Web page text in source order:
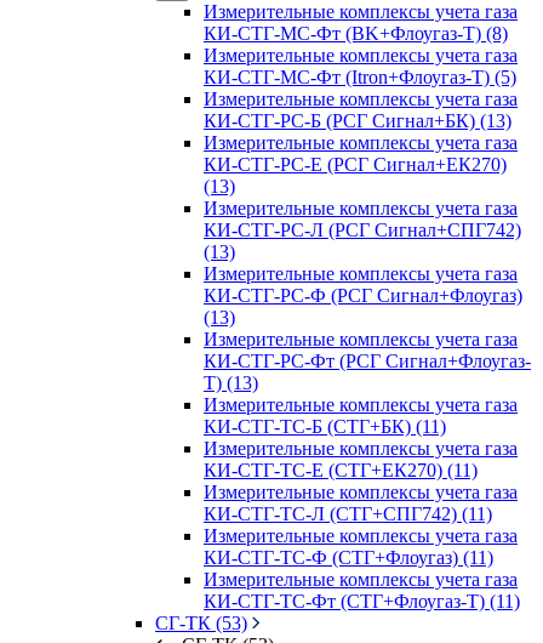
Измерительные комплексы учета газа
КИ-СТГ-МС-Фт (BK+Флоугаз-Т) (8)
Измерительные комплексы учета газа
КИ-СТГ-МС-Фт (Itron+Флоугаз-Т) (5)
Измерительные комплексы учета газа
КИ-СТГ-РС-Б (РСГ Сигнал+БК) (13)
Измерительные комплексы учета газа
КИ-СТГ-РС-Е (РСГ Сигнал+ЕК270)
(13)
Измерительные комплексы учета газа
КИ-СТГ-РС-Л (РСГ Сигнал+СПГ742)
(13)
Измерительные комплексы учета газа
КИ-СТГ-РС-Ф (РСГ Сигнал+Флоугаз)
(13)
Измерительные комплексы учета газа
КИ-СТГ-РС-Фт (РСГ Сигнал+Флоугаз-
Т) (13)
Измерительные комплексы учета газа
КИ-СТГ-ТС-Б (СТГ+БК) (11)
Измерительные комплексы учета газа
КИ-СТГ-ТС-Е (СТГ+ЕК270) (11)
Измерительные комплексы учета газа
КИ-СТГ-ТС-Л (СТГ+СПГ742) (11)
Измерительные комплексы учета газа
КИ-СТГ-ТС-Ф (СТГ+Флоугаз) (11)
Измерительные комплексы учета газа
КИ-СТГ-ТС-Фт (СТГ+Флоугаз-Т) (11)
СГ-ТК (53)